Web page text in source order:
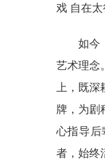
戏 自在
如今
艺术理念
上，既
牌，为剧
心指导后
者，始终